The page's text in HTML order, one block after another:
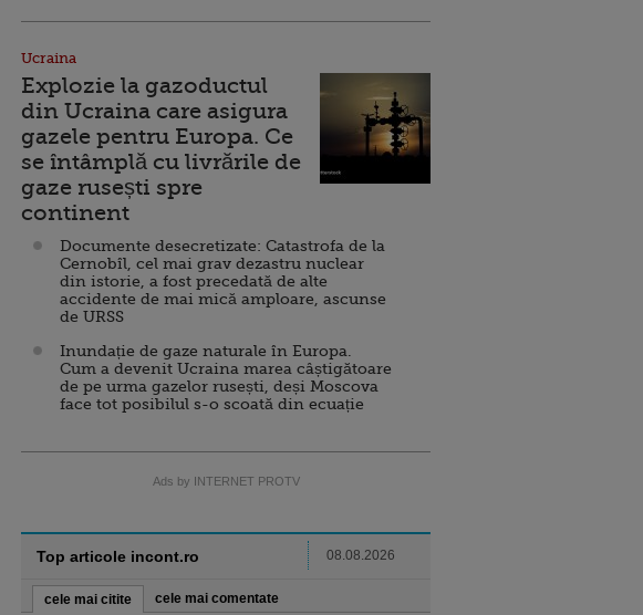
Ucraina
Explozie la gazoductul
din Ucraina care asigura
gazele pentru Europa. Ce
se întâmplă cu livrările de
gaze rusești spre
continent
Documente desecretizate: Catastrofa de la
Cernobîl, cel mai grav dezastru nuclear
din istorie, a fost precedată de alte
accidente de mai mică amploare, ascunse
de URSS
Inundație de gaze naturale în Europa.
Cum a devenit Ucraina marea câștigătoare
de pe urma gazelor rusești, deși Moscova
face tot posibilul s-o scoată din ecuație
Ads by INTERNET PROTV
Top articole incont.ro 08.08.2026
cele mai citite cele mai comentate